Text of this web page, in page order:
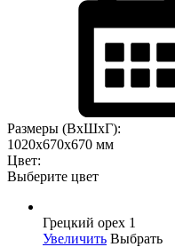
Размеры (ВхШхГ):
1020x670x670 мм
Цвет:
Выберите цвет
Грецкий орех 1
Увеличить Выбрать